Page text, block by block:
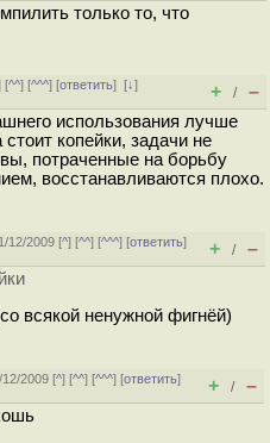
только то, что
[^^] [^^^] [ответить][↓]
+ / –
использования лучше
копейки, задачи не
потраченные на борьбу
восстанавливаются плохо.
12/2009 [^] [^^] [^^^] [ответить]
+ / –
всякой ненужной фигнёй)
2009 [^] [^^] [^^^] [ответить]
+ / –